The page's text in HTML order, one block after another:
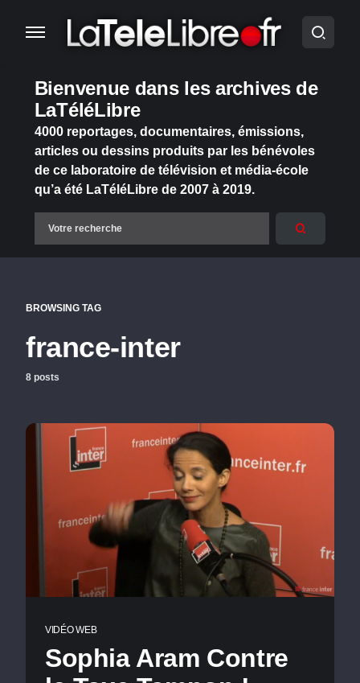
Bienvenue dans les archives de
LaTéléLibre
4000 reportages, documentaires, émissions,
articles ou dessins produits par les bénévoles
de ce laboratoire de télévision et média-école
qu’a été LaTéléLibre de 2007 à 2019.
BROWSING TAG
france-inter
8 posts
VIDÉO WEB
Sophia Aram Contre